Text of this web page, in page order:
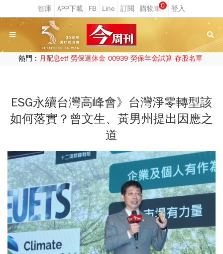
0
熱門： 月配息etf 勞保退休金 00939 勞保年金試算 存股名單
ESG永續台灣高峰會》台灣淨零轉型該
如何落實？曾文生、黃男州提出因應之
道